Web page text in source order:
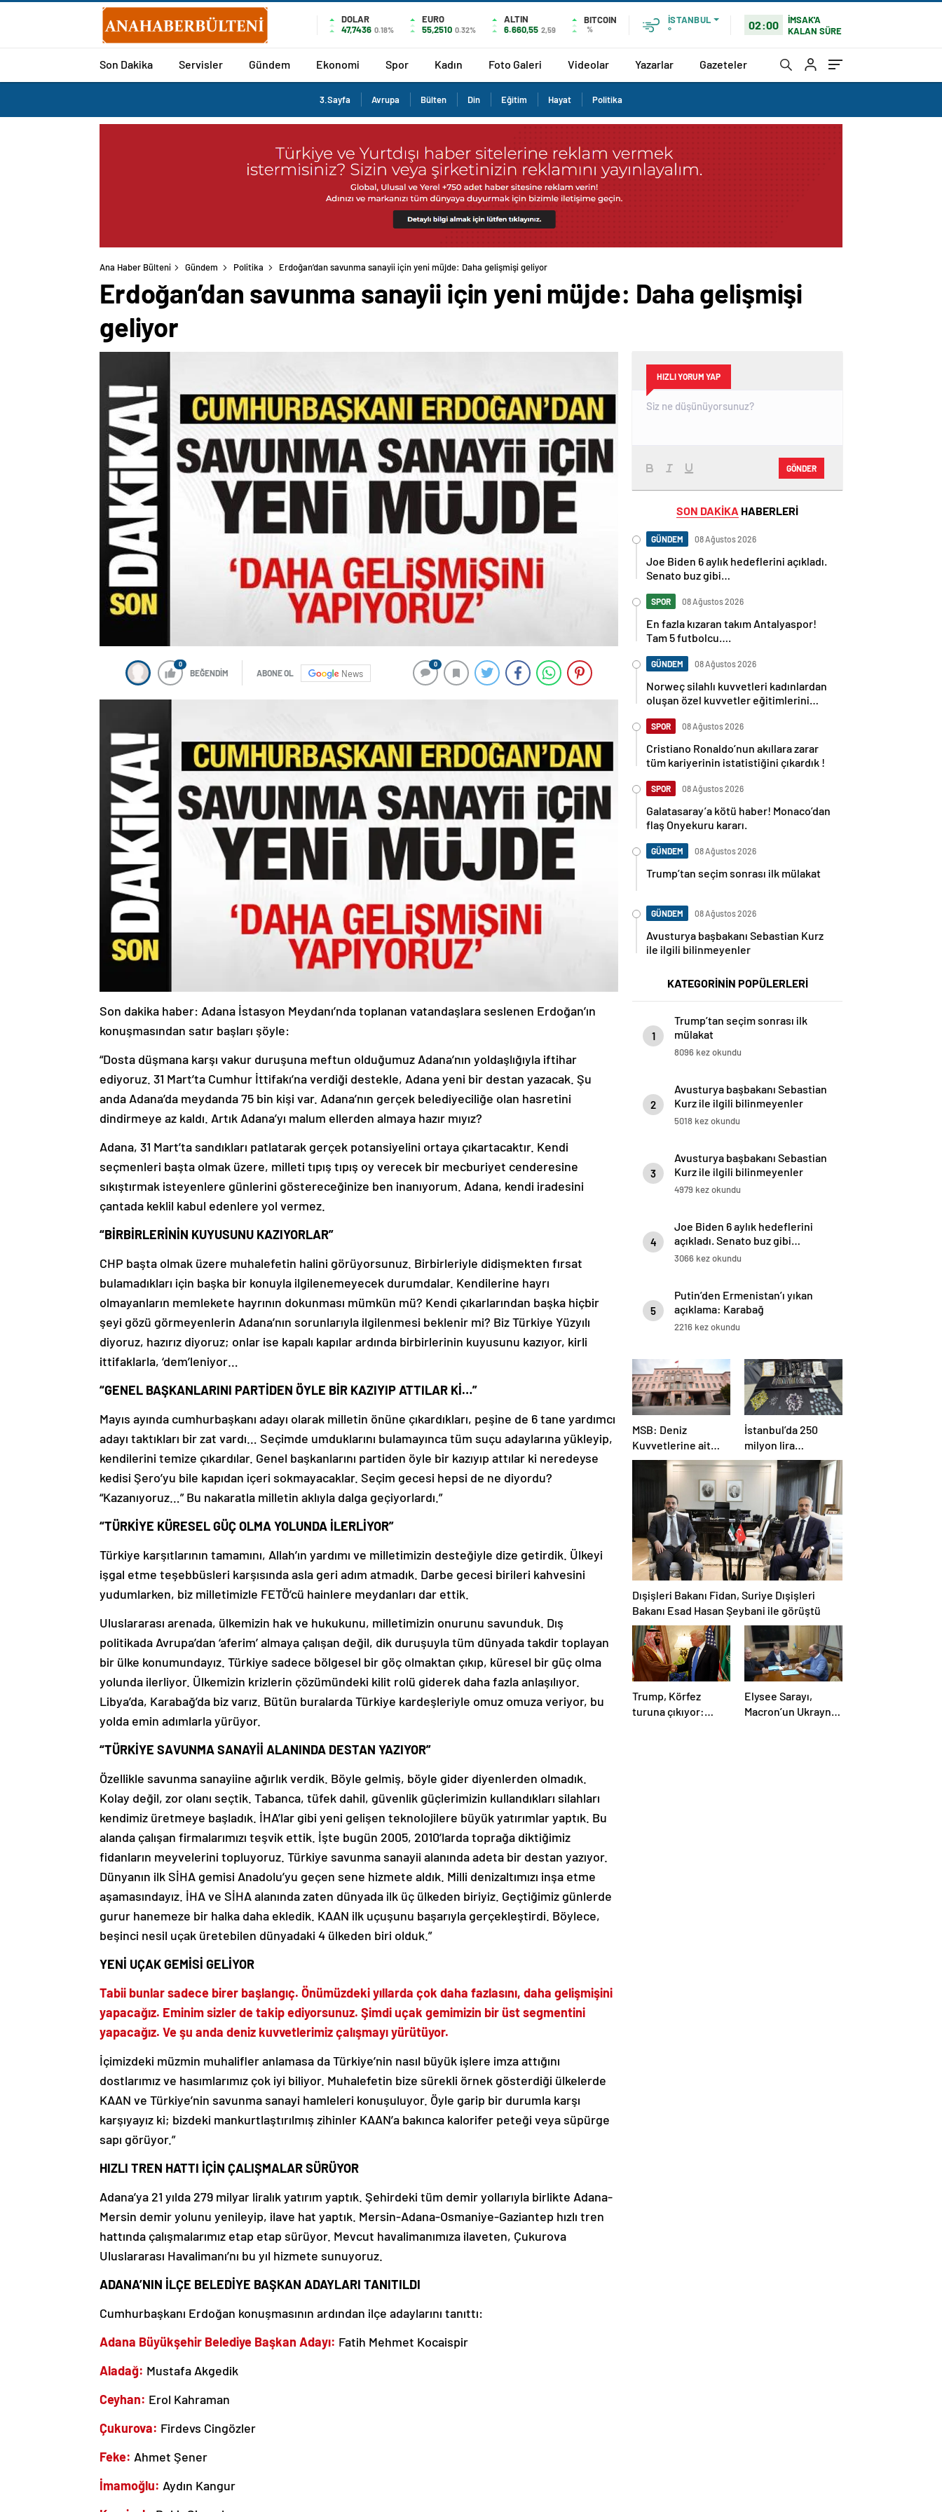
DOLAR
47,7436 0.18%
EURO
55,2510 0.32%
ALTIN
6.660,55 2,59
BITCOIN
%
İSTANBUL
°
02:00
İMSAK'A
KALAN SÜRE
Son Dakika Servisler Gündem Ekonomi Spor Kadın Foto Galeri Videolar Yazarlar Gazeteler
3.Sayfa Avrupa Bülten Din Eğitim Hayat Politika
Ana Haber Bülteni Gündem Politika Erdoğan’dan savunma sanayii için yeni müjde: Daha gelişmişi geliyor
Erdoğan’dan savunma sanayii için yeni müjde: Daha gelişmişi
geliyor
0
BEĞENDİM ABONE OL News
0
Son dakika haber: Adana İstasyon Meydanı’nda toplanan vatandaşlara seslenen Erdoğan’ın
konuşmasından satır başları şöyle:
“Dosta düşmana karşı vakur duruşuna meftun olduğumuz Adana’nın yoldaşlığıyla iftihar
ediyoruz. 31 Mart’ta Cumhur İttifakı’na verdiği destekle, Adana yeni bir destan yazacak. Şu
anda Adana’da meydanda 75 bin kişi var. Adana’nın gerçek belediyeciliğe olan hasretini
dindirmeye az kaldı. Artık Adana’yı malum ellerden almaya hazır mıyız?
Adana, 31 Mart’ta sandıkları patlatarak gerçek potansiyelini ortaya çıkartacaktır. Kendi
seçmenleri başta olmak üzere, milleti tıpış tıpış oy verecek bir mecburiyet cenderesine
sıkıştırmak isteyenlere günlerini göstereceğinize ben inanıyorum. Adana, kendi iradesini
çantada keklil kabul edenlere yol vermez.
“BİRBİRLERİNİN KUYUSUNU KAZIYORLAR”
CHP başta olmak üzere muhalefetin halini görüyorsunuz. Birbirleriyle didişmekten fırsat
bulamadıkları için başka bir konuyla ilgilenemeyecek durumdalar. Kendilerine hayrı
olmayanların memlekete hayrının dokunması mümkün mü? Kendi çıkarlarından başka hiçbir
şeyi gözü görmeyenlerin Adana’nın sorunlarıyla ilgilenmesi beklenir mi? Biz Türkiye Yüzyılı
diyoruz, hazırız diyoruz; onlar ise kapalı kapılar ardında birbirlerinin kuyusunu kazıyor, kirli
ittifaklarla, ‘dem’leniyor…
“GENEL BAŞKANLARINI PARTİDEN ÖYLE BİR KAZIYIP ATTILAR Kİ…”
Mayıs ayında cumhurbaşkanı adayı olarak milletin önüne çıkardıkları, peşine de 6 tane yardımcı
adayı taktıkları bir zat vardı… Seçimde umduklarını bulamayınca tüm suçu adaylarına yükleyip,
kendilerini temize çıkardılar. Genel başkanlarını partiden öyle bir kazıyıp attılar ki neredeyse
kedisi Şero’yu bile kapıdan içeri sokmayacaklar. Seçim gecesi hepsi de ne diyordu?
“Kazanıyoruz…” Bu nakaratla milletin aklıyla dalga geçiyorlardı.”
“TÜRKİYE KÜRESEL GÜÇ OLMA YOLUNDA İLERLİYOR”
Türkiye karşıtlarının tamamını, Allah’ın yardımı ve milletimizin desteğiyle dize getirdik. Ülkeyi
işgal etme teşebbüsleri karşısında asla geri adım atmadık. Darbe gecesi birileri kahvesini
yudumlarken, biz milletimizle FETÖ’cü hainlere meydanları dar ettik.
Uluslararası arenada, ülkemizin hak ve hukukunu, milletimizin onurunu savunduk. Dış
politikada Avrupa’dan ‘aferim’ almaya çalışan değil, dik duruşuyla tüm dünyada takdir toplayan
bir ülke konumundayız. Türkiye sadece bölgesel bir göç olmaktan çıkıp, küresel bir güç olma
yolunda ilerliyor. Ülkemizin krizlerin çözümündeki kilit rolü giderek daha fazla anlaşılıyor.
Libya’da, Karabağ’da biz varız. Bütün buralarda Türkiye kardeşleriyle omuz omuza veriyor, bu
yolda emin adımlarla yürüyor.
“TÜRKİYE SAVUNMA SANAYİİ ALANINDA DESTAN YAZIYOR”
Özellikle savunma sanayiine ağırlık verdik. Böyle gelmiş, böyle gider diyenlerden olmadık.
Kolay değil, zor olanı seçtik. Tabanca, tüfek dahil, güvenlik güçlerimizin kullandıkları silahları
kendimiz üretmeye başladık. İHA’lar gibi yeni gelişen teknolojilere büyük yatırımlar yaptık. Bu
alanda çalışan firmalarımızı teşvik ettik. İşte bugün 2005, 2010’larda toprağa diktiğimiz
fidanların meyvelerini topluyoruz. Türkiye savunma sanayii alanında adeta bir destan yazıyor.
Dünyanın ilk SİHA gemisi Anadolu’yu geçen sene hizmete aldık. Milli denizaltımızı inşa etme
aşamasındayız. İHA ve SİHA alanında zaten dünyada ilk üç ülkeden biriyiz. Geçtiğimiz günlerde
gurur hanemeze bir halka daha ekledik. KAAN ilk uçuşunu başarıyla gerçekleştirdi. Böylece,
beşinci nesil uçak üretebilen dünyadaki 4 ülkeden biri olduk.”
YENİ UÇAK GEMİSİ GELİYOR
Tabii bunlar sadece birer başlangıç. Önümüzdeki yıllarda çok daha fazlasını, daha gelişmişini
yapacağız. Eminim sizler de takip ediyorsunuz. Şimdi uçak gemimizin bir üst segmentini
yapacağız. Ve şu anda deniz kuvvetlerimiz çalışmayı yürütüyor.
İçimizdeki müzmin muhalifler anlamasa da Türkiye’nin nasıl büyük işlere imza attığını
dostlarımız ve hasımlarımız çok iyi biliyor. Muhalefetin bize sürekli örnek gösterdiği ülkelerde
KAAN ve Türkiye’nin savunma sanayi hamleleri konuşuluyor. Öyle garip bir durumla karşı
karşıyayız ki; bizdeki mankurtlaştırılmış zihinler KAAN’a bakınca kalorifer peteği veya süpürge
sapı görüyor.”
HIZLI TREN HATTI İÇİN ÇALIŞMALAR SÜRÜYOR
Adana’ya 21 yılda 279 milyar liralık yatırım yaptık. Şehirdeki tüm demir yollarıyla birlikte Adana-
Mersin demir yolunu yenileyip, ilave hat yaptık. Mersin-Adana-Osmaniye-Gaziantep hızlı tren
hattında çalışmalarımız etap etap sürüyor. Mevcut havalimanımıza ilaveten, Çukurova
Uluslararası Havalimanı’nı bu yıl hizmete sunuyoruz.
ADANA’NIN İLÇE BELEDİYE BAŞKAN ADAYLARI TANITILDI
Cumhurbaşkanı Erdoğan konuşmasının ardından ilçe adaylarını tanıttı:
Adana Büyükşehir Belediye Başkan Adayı: Fatih Mehmet Kocaispir
Aladağ: Mustafa Akgedik
Ceyhan: Erol Kahraman
Çukurova: Firdevs Cingözler
Feke: Ahmet Şener
İmamoğlu: Aydın Kangur
HIZLI YORUM YAP
GÖNDER
SON DAKİKA HABERLERİ
GÜNDEM 08 Ağustos 2026
Joe Biden 6 aylık hedeflerini açıkladı.
Senato buz gibi…
SPOR 08 Ağustos 2026
En fazla kızaran takım Antalyaspor!
Tam 5 futbolcu….
GÜNDEM 08 Ağustos 2026
Norweç silahlı kuvvetleri kadınlardan
oluşan özel kuvvetler eğitimlerini
SPOR 08 Ağustos 2026
Cristiano Ronaldo’nun akıllara zarar
tüm kariyerinin istatistiğini çıkardık !
SPOR 08 Ağustos 2026
Galatasaray’a kötü haber! Monaco’dan
flaş Onyekuru kararı.
GÜNDEM 08 Ağustos 2026
Trump’tan seçim sonrası ilk mülakat
GÜNDEM 08 Ağustos 2026
Avusturya başbakanı Sebastian Kurz
ile ilgili bilinmeyenler
KATEGORİNİN POPÜLERLERİ
1
Trump’tan seçim sonrası ilk
mülakat
8096 kez okundu
2
Avusturya başbakanı Sebastian
Kurz ile ilgili bilinmeyenler
5018 kez okundu
3
Avusturya başbakanı Sebastian
Kurz ile ilgili bilinmeyenler
4979 kez okundu
4
Joe Biden 6 aylık hedeflerini
açıkladı. Senato buz gibi…
3066 kez okundu
5
Putin’den Ermenistan’ı yıkan
açıklama: Karabağ
Azerbaycan’ın ayrılmaz bir
2216 kez okundu
MSB: Deniz
Kuvvetlerine ait
helikopter Antalya
açıklarında acil iniş
İstanbul’da 250
milyon lira
değerinde değerli
taş ele geçirildi
Dışişleri Bakanı Fidan, Suriye Dışişleri
Bakanı Esad Hasan Şeybani ile görüştü
Trump, Körfez
turuna çıkıyor:
Elysee Sarayı,
Macron’un Ukrayna